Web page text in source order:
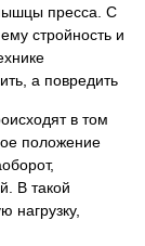
пресса. С
стройность и
а повредить
в том
положение
В такой
нагрузку,